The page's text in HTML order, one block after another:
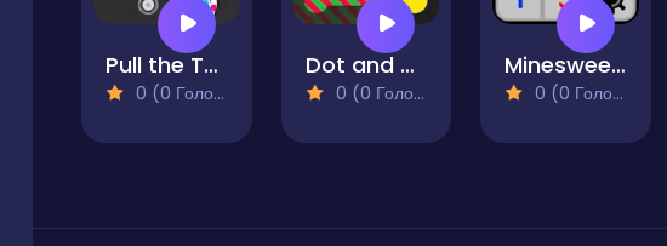
Pull the Thread - Puzzle
0 (0 Голосів)
Dot and Dot
0 (0 Голосів)
Minesweeper Mania
0 (0 Голосів)